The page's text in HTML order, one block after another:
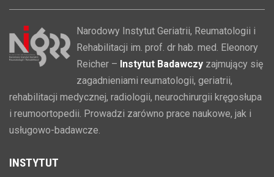
Narodowy Instytut Geriatrii, Reumatologii i
Rehabilitacji im. prof. dr hab. med. Eleonory
Reicher – Instytut Badawczy zajmujący się
zagadnieniami reumatologii, geriatrii,
rehabilitacji medycznej, radiologii, neurochirurgii kręgosłupa
i reumoortopedii. Prowadzi zarówno prace naukowe, jak i
usługowo-badawcze.
INSTYTUT